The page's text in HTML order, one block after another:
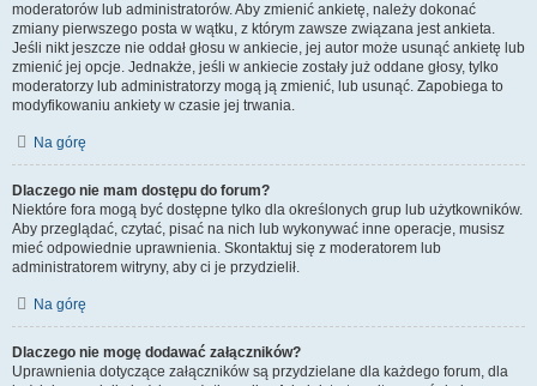
moderatorów lub administratorów. Aby zmienić ankietę, należy dokonać
zmiany pierwszego posta w wątku, z którym zawsze związana jest ankieta.
Jeśli nikt jeszcze nie oddał głosu w ankiecie, jej autor może usunąć ankietę lub
zmienić jej opcje. Jednakże, jeśli w ankiecie zostały już oddane głosy, tylko
moderatorzy lub administratorzy mogą ją zmienić, lub usunąć. Zapobiega to
modyfikowaniu ankiety w czasie jej trwania.
Na górę
Dlaczego nie mam dostępu do forum?
Niektóre fora mogą być dostępne tylko dla określonych grup lub użytkowników.
Aby przeglądać, czytać, pisać na nich lub wykonywać inne operacje, musisz
mieć odpowiednie uprawnienia. Skontaktuj się z moderatorem lub
administratorem witryny, aby ci je przydzielił.
Na górę
Dlaczego nie mogę dodawać załączników?
Uprawnienia dotyczące załączników są przydzielane dla każdego forum, dla